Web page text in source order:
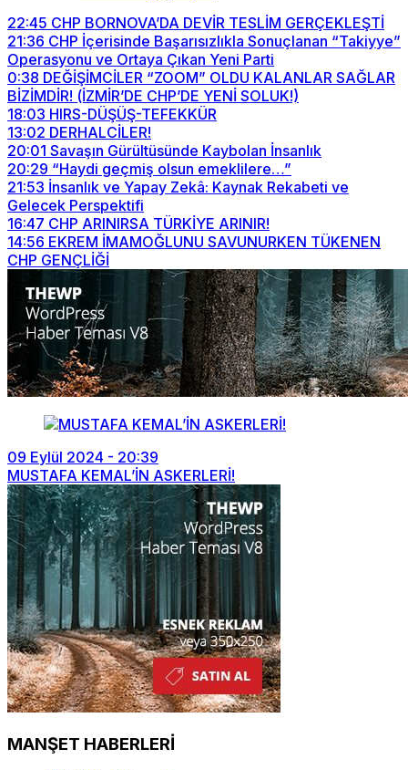
22:45 CHP BORNOVA’DA DEVİR TESLİM GERÇEKLEŞTİ
21:36 CHP İçerisinde Başarısızlıkla Sonuçlanan “Takiyye”
Operasyonu ve Ortaya Çıkan Yeni Parti
0:38 DEĞİŞİMCİLER “ZOOM” OLDU KALANLAR SAĞLAR
BİZİMDİR! (İZMİR’DE CHP’DE YENİ SOLUK!)
18:03 HIRS-DÜŞÜŞ-TEFEKKÜR
13:02 DERHALCİLER!
20:01 Savaşın Gürültüsünde Kaybolan İnsanlık
20:29 “Haydi geçmiş olsun emeklilere…”
21:53 İnsanlık ve Yapay Zekâ: Kaynak Rekabeti ve
Gelecek Perspektifi
16:47 CHP ARINIRSA TÜRKİYE ARINIR!
14:56 EKREM İMAMOĞLUNU SAVUNURKEN TÜKENEN
CHP GENÇLİĞİ
09 Eylül 2024 - 20:39
MUSTAFA KEMAL’İN ASKERLERİ!
MANŞET HABERLERİ